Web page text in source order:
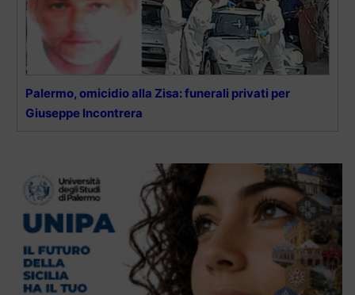
Palermo, omicidio alla Zisa: funerali privati per
Giuseppe Incontrera